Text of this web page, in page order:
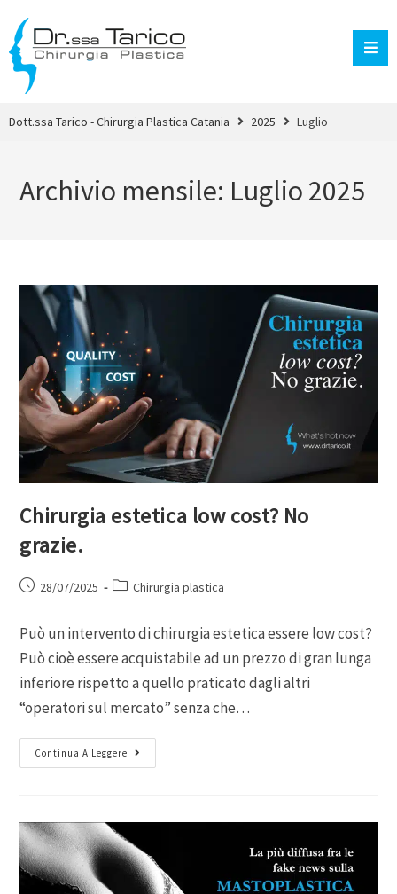
Dott.ssa Tarico - Chirurgia Plastica Catania 2025 Luglio
Archivio mensile: Luglio 2025
Chirurgia estetica low cost? No
grazie.
28/07/2025 Chirurgia plastica
Può un intervento di chirurgia estetica essere low cost?
Può cioè essere acquistabile ad un prezzo di gran lunga
inferiore rispetto a quello praticato dagli altri
“operatori sul mercato” senza che…
Continua A Leggere